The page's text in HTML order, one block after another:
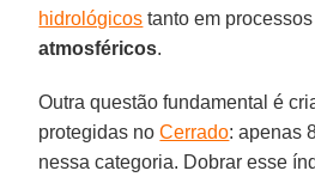
hidrológicos tanto em
atmosféricos.
Outra questão fundamental é
protegidas noCerrado: apenas
nessa categoria. Dobrar esse